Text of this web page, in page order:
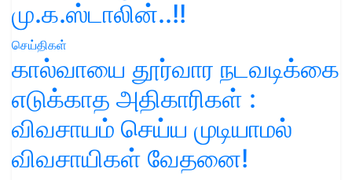
மு.க.ஸ்டாலின்..!!
செய்திகள்
கால்வாயை தூர்வார நடவடிக்கை
எடுக்காத அதிகாரிகள் :
விவசாயம் செய்ய முடியாமல்
விவசாயிகள் வேதனை!